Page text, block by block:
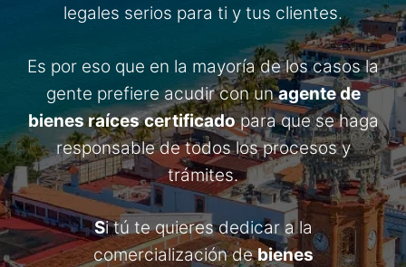
legales serios para ti y tus clientes.
Es por eso que en la mayoría de los casos la
gente prefiere acudir con unagente de
bienes raíces certificadopara que se haga
responsable de todos los procesos y
trámites.
Si tú te quieres dedicar a la
comercialización debienes